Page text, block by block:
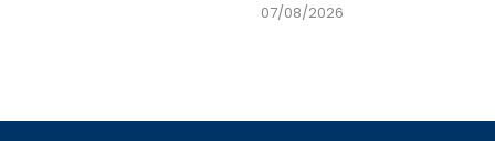
07/08/2026